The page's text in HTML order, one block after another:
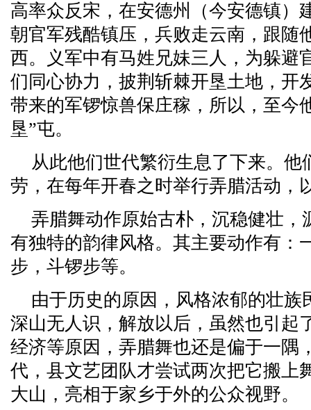
高率众反宋，在安德州（今安德镇）
朝官军残酷镇压，兵败走云南，跟随
西。义军中有马姓兄妹三人，为躲避
们同心协力，披荆斩棘开垦土地，开
带来的军锣惊兽保庄稼，所以，至今
垦”屯。
从此他们世代繁衍生息了下来。他
劳，在每年开春之时举行弄腊活动，
弄腊舞动作原始古朴，沉稳健壮，
有独特的韵律风格。其主要动作有：
步，斗锣步等。
由于历史的原因，风格浓郁的壮族
深山无人识，解放以后，虽然也引起
经济等原因，弄腊舞也还是偏于一隅
代，县文艺团队才尝试两次把它搬上
大山，亮相于家乡于外的公众视野。